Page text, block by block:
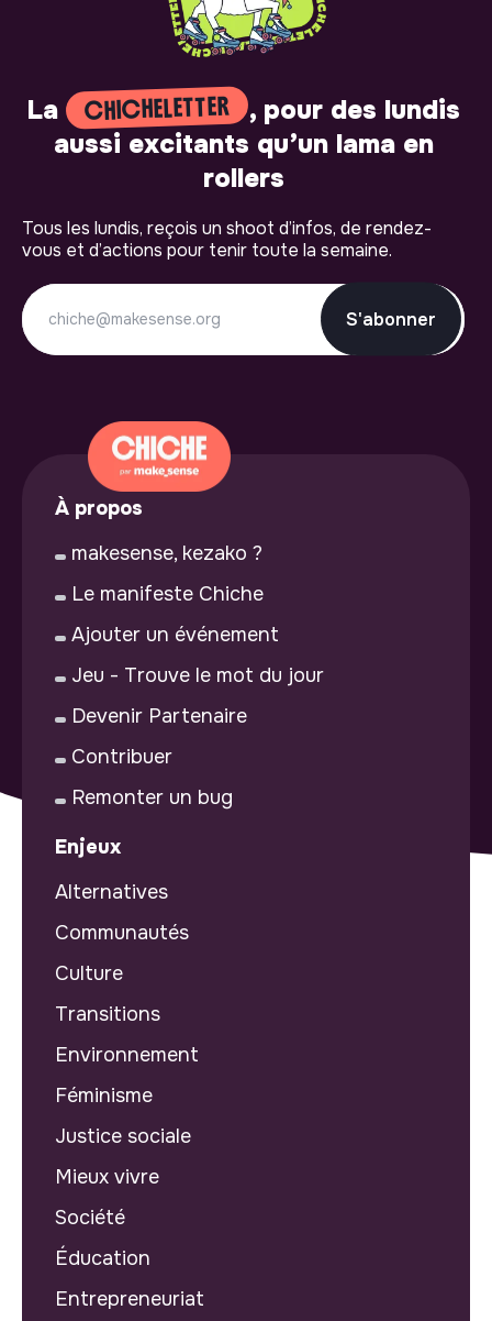
La CHICHELETTER
, pour des lundis
aussi excitants qu’un lama en
rollers
Tous les lundis, reçois un shoot d’infos, de rendez-
vous et d’actions pour tenir toute la semaine.
S'abonner
À propos
makesense, kezako ?
Le manifeste Chiche
Ajouter un événement
Jeu - Trouve le mot du jour
Devenir Partenaire
Contribuer
Remonter un bug
Enjeux
Alternatives
Communautés
Culture
Transitions
Environnement
Féminisme
Justice sociale
Mieux vivre
Société
Éducation
Entrepreneuriat